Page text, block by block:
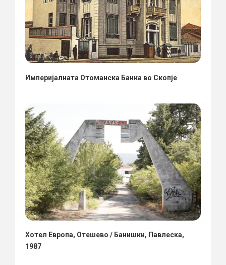
Империјалната Отоманска Банка во Скопје
Хотел Европа, Отешево / Банишки, Павлеска,
1987